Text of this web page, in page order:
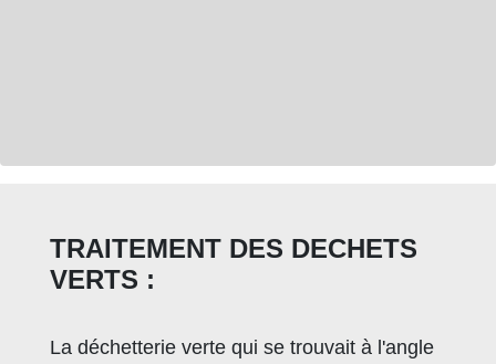
TRAITEMENT DES DECHETS
VERTS :
La déchetterie verte qui se trouvait à l'angle